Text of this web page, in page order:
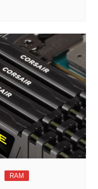
RAM